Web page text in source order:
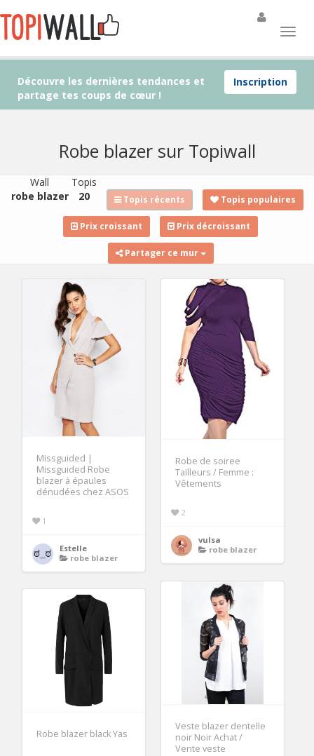
Inscription
Découvre les dernières tendances et
partage tes coups de cœur !
Robe blazer sur Topiwall
Wall
robe blazer
Topis
20
Topis récents Topis populaires
Prix croissant Prix décroissant
Partager ce mur
Missguided |
Missguided Robe
blazer à épaules
dénudées chez ASOS
1
Estelle
robe blazer
Robe de soiree
Tailleurs / Femme :
Vêtements
2
vulsa
robe blazer
Veste blazer dentelle
noir Noir Achat /
Vente veste
Robe blazer black Yas